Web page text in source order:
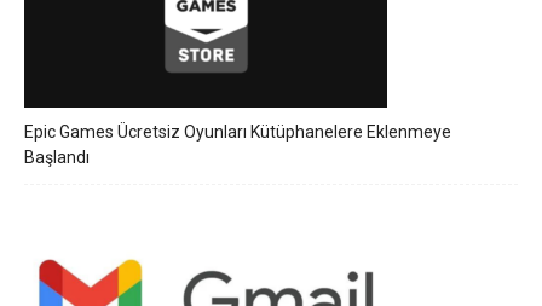
Epic Games Ücretsiz Oyunları Kütüphanelere Eklenmeye
Başlandı